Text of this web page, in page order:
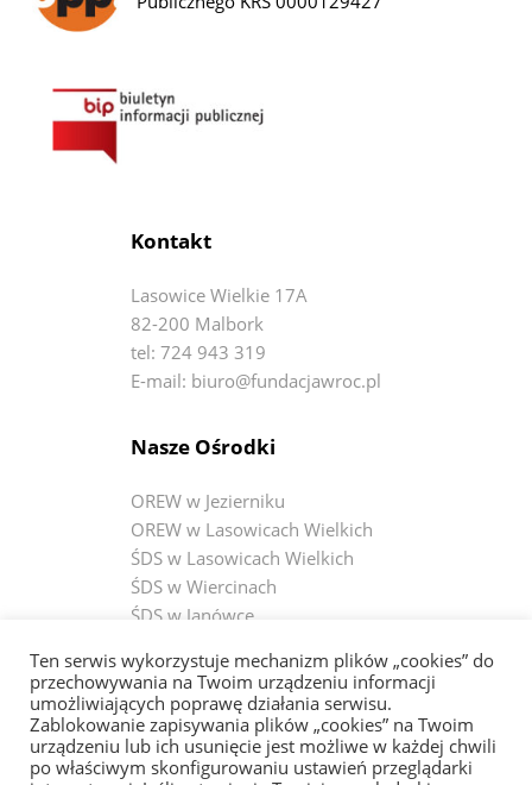
Kontakt
Lasowice Wielkie 17A
82-200 Malbork
tel: 724 943 319
E-mail: biuro@fundacjawroc.pl
Nasze Ośrodki
OREW w Jezierniku
OREW w Lasowicach Wielkich
ŚDS w Lasowicach Wielkich
ŚDS w Wiercinach
ŚDS w Janówce
Bądź na bieżąco
Fundacja WRÓĆ
Ten serwis wykorzystuje mechanizm plików „cookies” do
przechowywania na Twoim urządzeniu informacji
umożliwiających poprawę działania serwisu.
Zablokowanie zapisywania plików „cookies” na Twoim
urządzeniu lub ich usunięcie jest możliwe w każdej chwili
po właściwym skonfigurowaniu ustawień przeglądarki